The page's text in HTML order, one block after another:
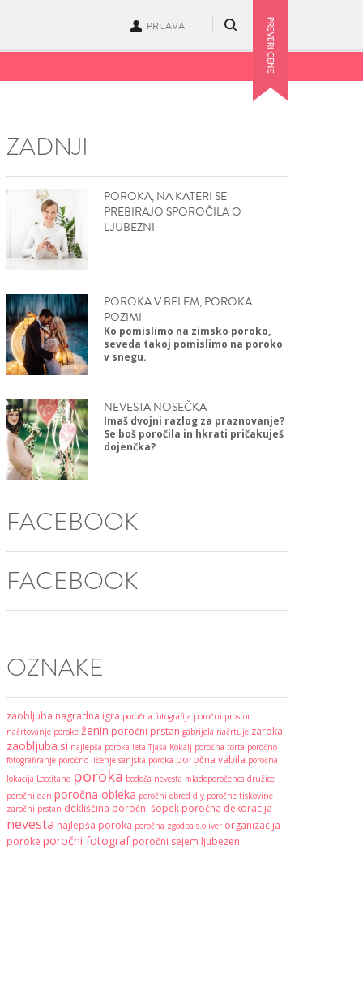
PRIJAVA
ZADNJI
POROKA, NA KATERI SE
PREBIRAJO SPOROČILA O
LJUBEZNI
POROKA V BELEM, POROKA
POZIMI
Ko pomislimo na zimsko poroko,
seveda takoj pomislimo na poroko
v snegu.
NEVESTA NOSEČKA
Imaš dvojni razlog za praznovanje?
Se boš poročila in hkrati pričakuješ
dojenčka?
FACEBOOK
FACEBOOK
OZNAKE
zaobljuba nagradna igra poročna fotografija poročni prostor
načrtovanje poroke ženin poročni prstan gabrijela načrtuje zaroka
zaobljuba.si najlepša poroka leta Tjaša Kokalj poročna torta poročno
fotografiranje poročno ličenje sanjska poroka poročna vabila poročna
lokacija Loccitane poroka bodoča nevesta mladoporočenca družice
poročni dan poročna obleka poročni obred diy poročne tiskovine
zaročni prstan dekliščina poročni šopek poročna dekoracija
nevesta najlepša poroka poročna zgodba s.oliver organizacija
poroke poročni fotograf poročni sejem ljubezen